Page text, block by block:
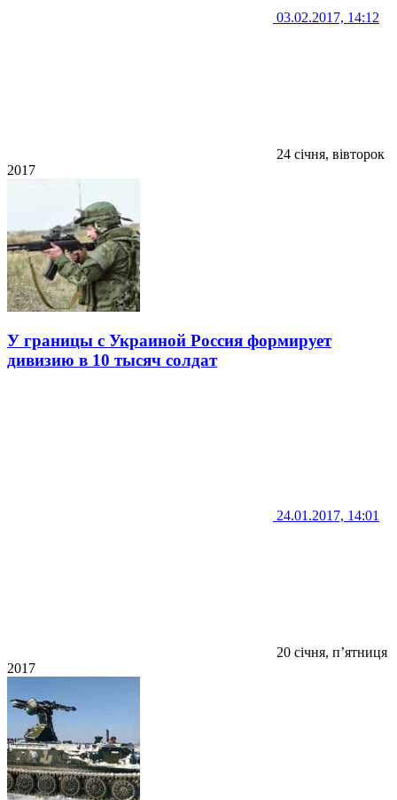
03.02.2017, 14:12
24 січня, вівторок
2017
У границы с Украиной Россия формирует
дивизию в 10 тысяч солдат
24.01.2017, 14:01
20 січня, п’ятниця
2017